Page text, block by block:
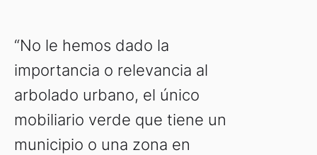
“No le hemos dado la
importancia o relevancia al
arbolado urbano, el único
mobiliario verde que tiene un
municipio o una zona en